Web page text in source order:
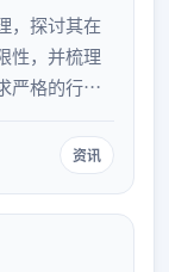
，探讨其在
性，并梳理
严格的行业
资讯